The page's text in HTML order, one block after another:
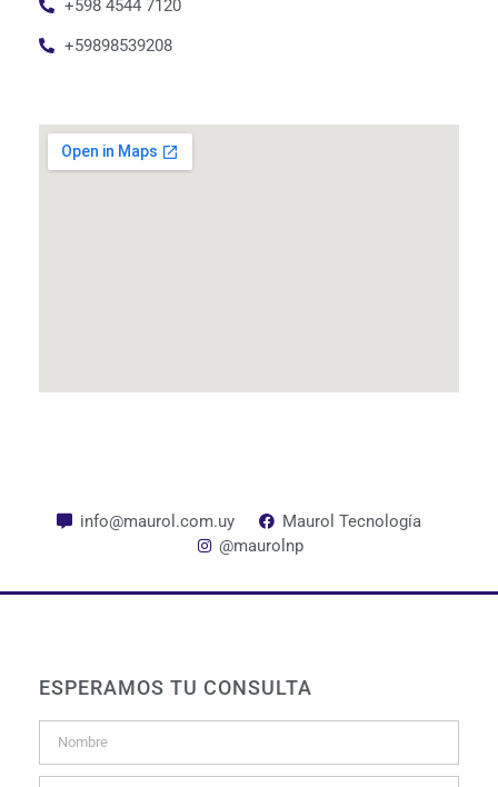
+598 4544 7120
+59898539208
info@maurol.com.uy
Maurol Tecnología
@maurolnp
ESPERAMOS TU CONSULTA